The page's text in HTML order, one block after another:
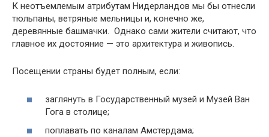
К неотъемлемым атрибутам Нидерландов мы бы отнесли
тюльпаны, ветряные мельницы и, конечно же,
деревянные башмачки. Однако сами жители считают, что
главное их достояние — это архитектура и живопись.
Посещении страны будет полным, если:
заглянуть в Государственный музей и Музей Ван
Гога в столице;
поплавать по каналам Амстердама;